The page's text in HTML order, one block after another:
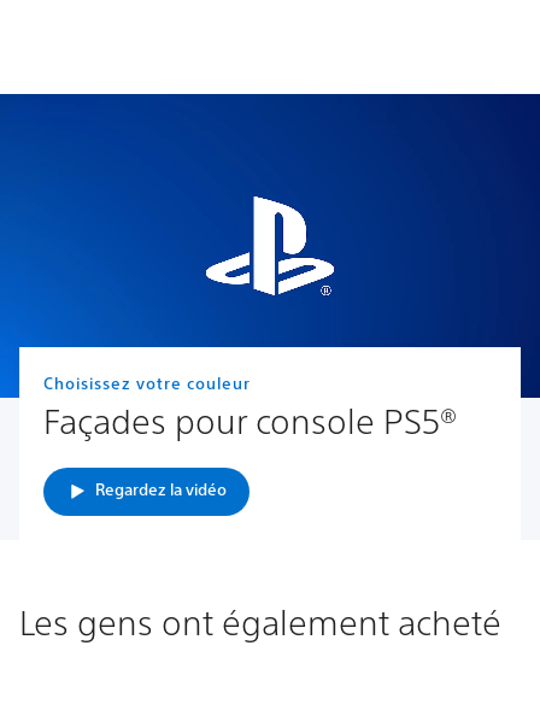
Choisissez votre couleur
Façades pour console PS5®
Regardez la vidéo
Les gens ont également acheté